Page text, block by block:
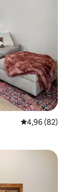
Note
4,96 (82)